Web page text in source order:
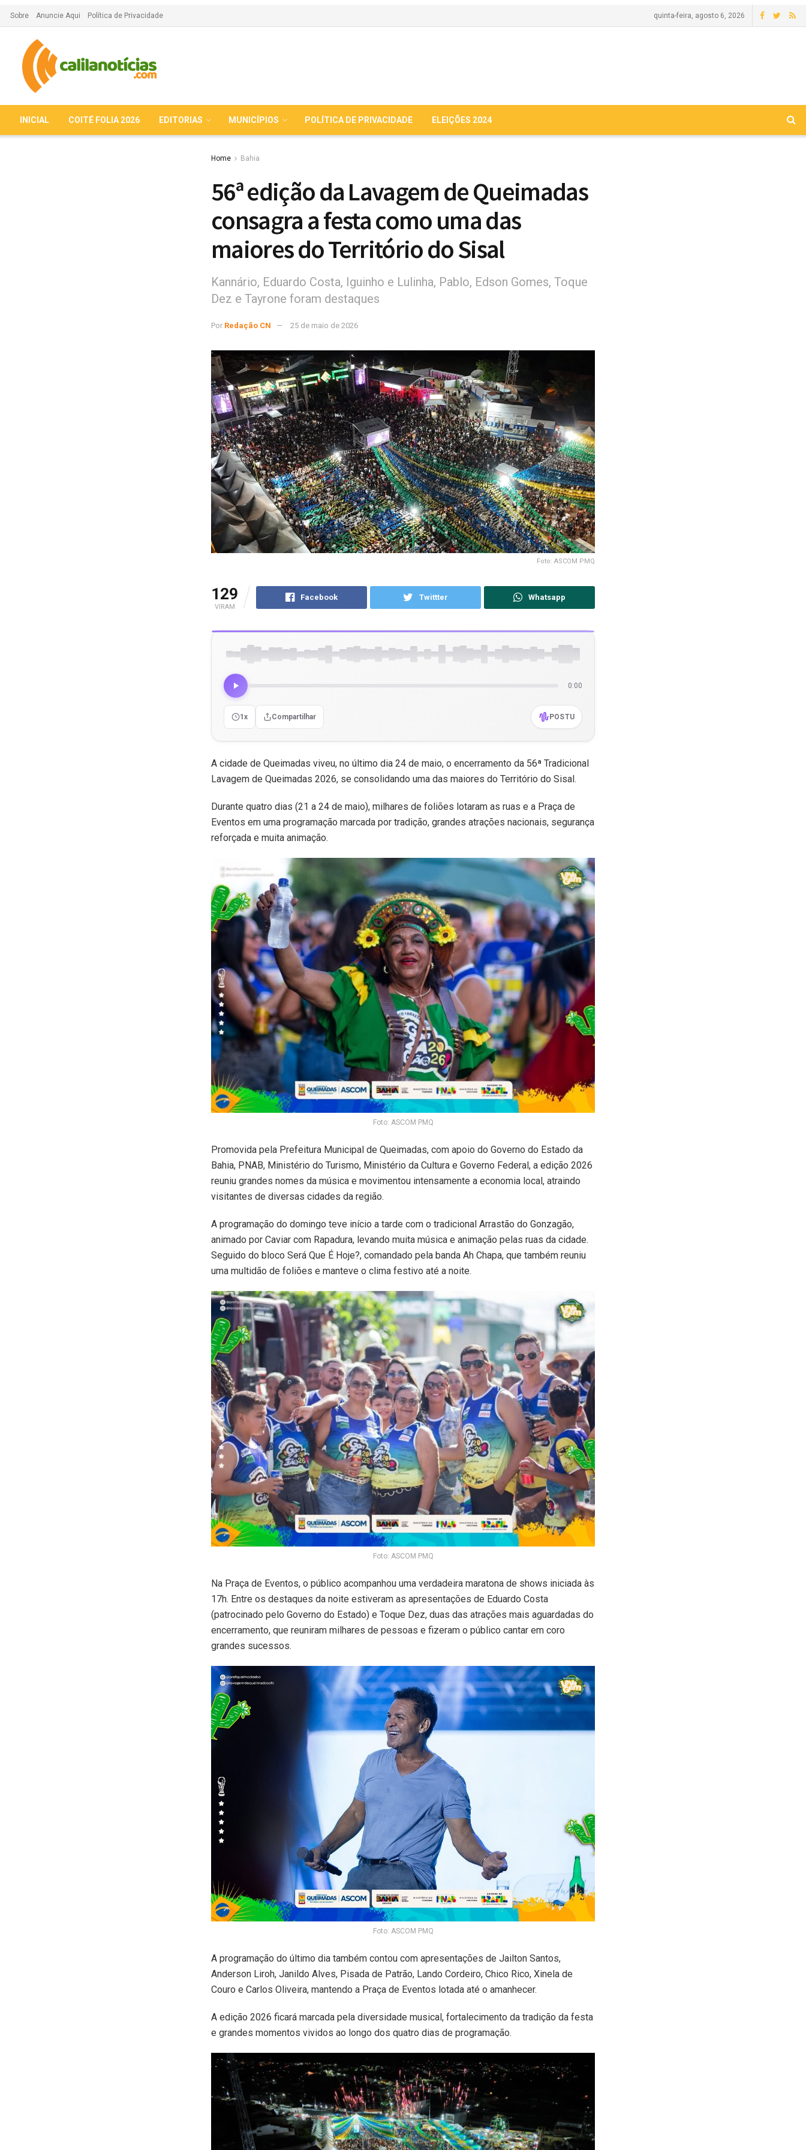
Sobre Anuncie Aqui Política de Privacidade quinta-feira, agosto 6, 2026
INICIAL COITÉ FOLIA 2026 EDITORIAS MUNICÍPIOS POLÍTICA DE PRIVACIDADE ELEIÇÕES 2024
Home Bahia
56ª edição da Lavagem de Queimadas
consagra a festa como uma das
maiores do Território do Sisal
Kannário, Eduardo Costa, Iguinho e Lulinha, Pablo, Edson Gomes, Toque
Dez e Tayrone foram destaques
Por Redação CN 25 de maio de 2026
Foto: ASCOM PMQ
129
VIRAM
Facebook Twittter Whatsapp
0:00
1x Compartilhar POSTU
A cidade de Queimadas viveu, no último dia 24 de maio, o encerramento da 56ª Tradicional
Lavagem de Queimadas 2026, se consolidando uma das maiores do Território do Sisal.
Durante quatro dias (21 a 24 de maio), milhares de foliões lotaram as ruas e a Praça de
Eventos em uma programação marcada por tradição, grandes atrações nacionais, segurança
reforçada e muita animação.
Foto: ASCOM PMQ
Promovida pela Prefeitura Municipal de Queimadas, com apoio do Governo do Estado da
Bahia, PNAB, Ministério do Turismo, Ministério da Cultura e Governo Federal, a edição 2026
reuniu grandes nomes da música e movimentou intensamente a economia local, atraindo
visitantes de diversas cidades da região.
A programação do domingo teve início a tarde com o tradicional Arrastão do Gonzagão,
animado por Caviar com Rapadura, levando muita música e animação pelas ruas da cidade.
Seguido do bloco Será Que É Hoje?, comandado pela banda Ah Chapa, que também reuniu
uma multidão de foliões e manteve o clima festivo até a noite.
Foto: ASCOM PMQ
Na Praça de Eventos, o público acompanhou uma verdadeira maratona de shows iniciada às
17h. Entre os destaques da noite estiveram as apresentações de Eduardo Costa
(patrocinado pelo Governo do Estado) e Toque Dez, duas das atrações mais aguardadas do
encerramento, que reuniram milhares de pessoas e fizeram o público cantar em coro
grandes sucessos.
Foto: ASCOM PMQ
A programação do último dia também contou com apresentações de Jailton Santos,
Anderson Liroh, Janildo Alves, Pisada de Patrão, Lando Cordeiro, Chico Rico, Xinela de
Couro e Carlos Oliveira, mantendo a Praça de Eventos lotada até o amanhecer.
A edição 2026 ficará marcada pela diversidade musical, fortalecimento da tradição da festa
e grandes momentos vividos ao longo dos quatro dias de programação.